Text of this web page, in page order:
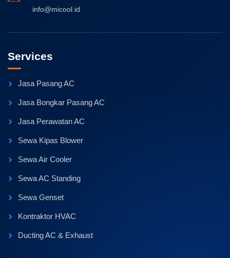
info@micool.id
Services
Jasa Pasang AC
Jasa Bongkar Pasang AC
Jasa Perawatan AC
Sewa Kipas Blower
Sewa Air Cooler
Sewa AC Standing
Sewa Genset
Kontraktor HVAC
Ducting AC & Exhaust